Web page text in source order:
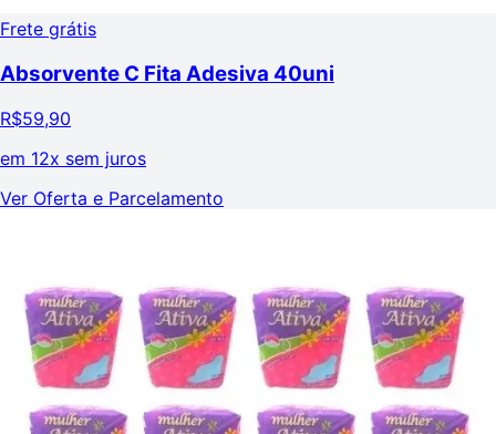
Frete grátis
Absorvente C Fita Adesiva 40uni
R$59,90
em 12x sem juros
Ver Oferta e Parcelamento